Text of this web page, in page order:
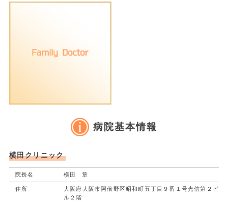
病院基本情報
横田クリニック
院長名 横田 章
住所
大阪府大阪市阿倍野区昭和町五丁目９番１号光信第２ビ
ル２階